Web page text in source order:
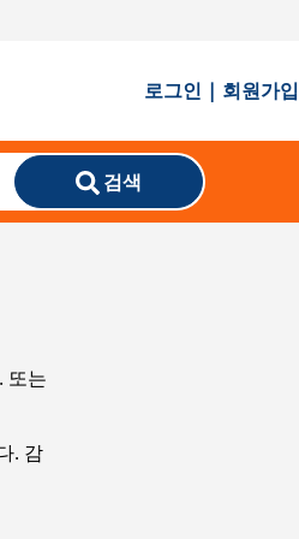
로그인 | 회원가입
검색
또는
. 감